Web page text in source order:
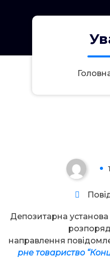
Депозитарна
направлення
рне товариство